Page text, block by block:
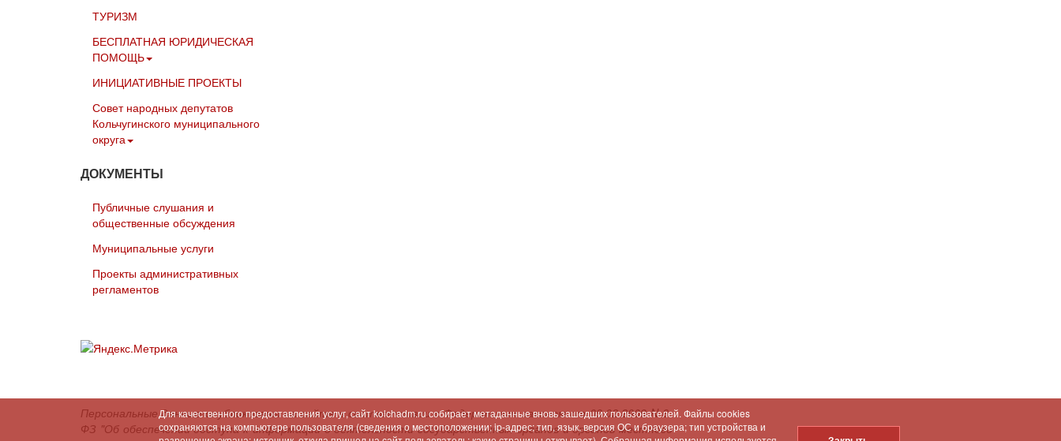
ТУРИЗМ
БЕСПЛАТНАЯ ЮРИДИЧЕСКАЯ
ПОМОЩЬ
ИНИЦИАТИВНЫЕ ПРОЕКТЫ
Совет народных депутатов
Кольчугинского муниципального
округа
ДОКУМЕНТЫ
Публичные слушания и
общественные обсуждения
Муниципальные услуги
Проекты административных
регламентов
Персональные данные опубликованы на сайте в соответствии с Федеральным законом от 09.02.2009 N 8-
ФЗ "Об обеспечении доступа к информации о деятельности государственных органов и органов местного
Для качественного предоставления услуг, сайт kolchadm.ru собирает метаданные вновь зашедших пользователей. Файлы cookies
сохраняются на компьютере пользователя (сведения о местоположении; ip-адрес; тип, язык, версия ОС и браузера; тип устройства и